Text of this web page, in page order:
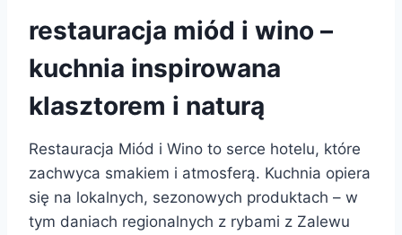
restauracja miód i wino –
kuchnia inspirowana
klasztorem i naturą
Restauracja Miód i Wino to serce hotelu, które
zachwyca smakiem i atmosferą. Kuchnia opiera
się na lokalnych, sezonowych produktach – w
tym daniach regionalnych z rybami z Zalewu